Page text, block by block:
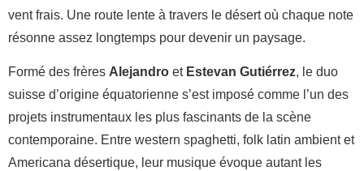
vent frais. Une route lente à travers le désert où chaque note
résonne assez longtemps pour devenir un paysage.
Formé des frères Alejandro et Estevan Gutiérrez, le duo
suisse d’origine équatorienne s’est imposé comme l’un des
projets instrumentaux les plus fascinants de la scène
contemporaine. Entre western spaghetti, folk latin ambient et
Americana désertique, leur musique évoque autant les